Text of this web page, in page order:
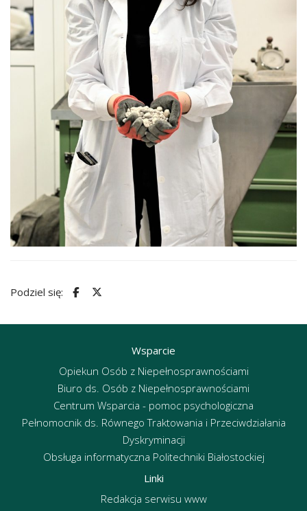
Podziel się:
Wsparcie
Opiekun Osób z Niepełnosprawnościami
Biuro ds. Osób z Niepełnosprawnościami
Centrum Wsparcia - pomoc psychologiczna
Pełnomocnik ds. Równego Traktowania i Przeciwdziałania
Dyskryminacji
Obsługa informatyczna Politechniki Białostockiej
Linki
Redakcja serwisu www